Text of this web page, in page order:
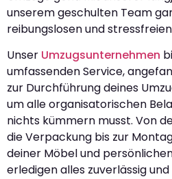
unserem geschulten Team
reibungslosen und
Unser Umzugsunternehmen
umfassenden Service,
zur Durchführung deines
um alle organisatorischen
nichts kümmern musst. Von
die Verpackung bis zur
deiner Möbel und
erledigen alles zuverlässig